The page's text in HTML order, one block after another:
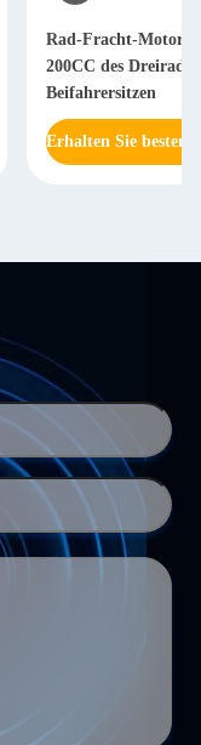
Rad-Fracht-
200CC des
Beifahrersitzen
Erhalten Sie besten